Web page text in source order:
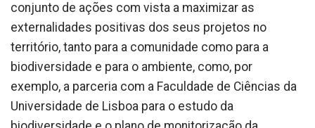
conjunto de ações com vista a maximizar as
externalidades positivas dos seus projetos no
território, tanto para a comunidade como para a
biodiversidade e para o ambiente, como, por
exemplo, a parceria com a Faculdade de Ciências da
Universidade de Lisboa para o estudo da